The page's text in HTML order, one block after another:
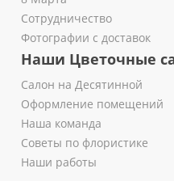
Сотрудничество
Фотографии с доставок
Наши Цветочные
Салон на Десятинной
Оформление помещений
Наша команда
Советы по флористике
Наши работы